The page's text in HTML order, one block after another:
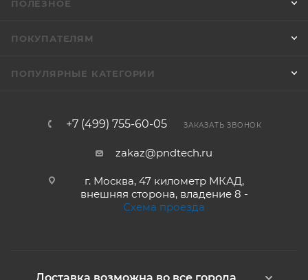
ПОЛЕЗНОЕ
ПОКУПАТЕЛЯМ
ПОПУЛЯРНЫЕ КАТЕГОРИИ
+7 (499) 755-60-05 ЗАКАЗАТЬ ЗВОНОК
zakaz@pndtech.ru
г. Москва, 47 километр МКАД,
внешняя сторона, владение 8 -
Схема проезда